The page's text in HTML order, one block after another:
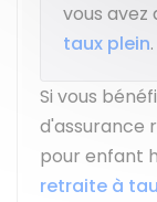
vous avez
taux plein.
Si vous
d'assurance
pour enfant
retraite à